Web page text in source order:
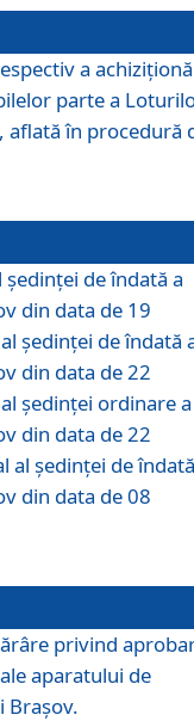
a
parte a
aflată în procedură
de îndată a
din data de 19
şedinţei de îndată
din data de 22
şedinţei ordinare a
din data de 22
al şedinţei de
din data de 08
privind
aparatului de
Braşov.